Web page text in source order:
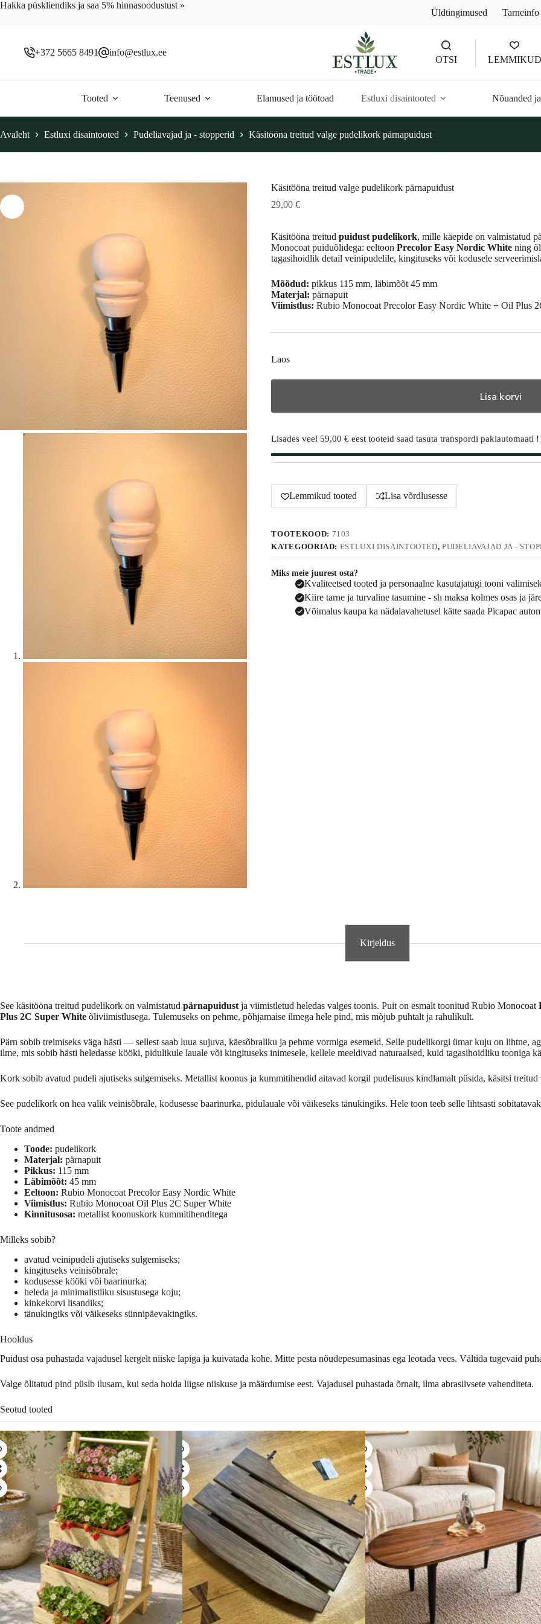
Skip
Hakka püskliendiks ja saa 5% hinnasoodustust »
Üldtingimused Tarneinfo
+372 5665 8491 info@estlux.ee
OTSI LEMMIKUD
Tooted Teenused Elamused ja töötoad Estluxi disaintooted Nõuanded
Avaleht Estluxi disaintooted Pudeliavajad ja - stopperid Käsitööna treitud valge pudelikork pärnapuidust
Käsitööna treitud valge pudelikork pärnapuidust
29,00€
Käsitööna treitudpuidust pudelikork, mille käepide on valmistatud
Monocoat puiduõlidega: eeltoonPrecolor Easy Nordic White ning
tagasihoidlik detail veinipudelile, kingituseks või kodusele
Mõõdud: pikkus 115 mm, läbimõõt 45 mm
Materjal: pärnapuit
Viimistlus: Rubio Monocoat Precolor Easy Nordic White + Oil Plus
Laos
Lisa korvi
t
e
r
a
i
:
Lisades veel59,00€ eest tooteid saad tasuta transpordi pakiautomaati !
Lemmikud tooted Lisa võrdlusesse
TOOTEKOOD: 7103
KATEGOORIAD: ESTLUXI DISAINTOOTED,PUDELIAVAJAD JA -
Miks meie juurest osta?
Kvaliteetsed tooted ja personaalne kasutajatugi tooni
Kiire tarne ja turvaline tasumine - sh maksa kolmes osas ja
Võimalus kaupa ka nädalavahetusel kätte saada Picapac
Kirjeldus
See käsitööna treitud pudelikork on valmistatud pärnapuidust ja viimistletud heledas valges toonis. Puit on esmalt toonitud Rubio Monocoat
Plus 2C Super White õliviimistlusega. Tulemuseks on pehme, põhjamaise ilmega hele pind, mis mõjub puhtalt ja rahulikult.
Pärn sobib treimiseks väga hästi — sellest saab luua sujuva, käesõbraliku ja pehme vormiga esemeid. Selle pudelikorgi ümar kuju on lihtne,
ilme, mis sobib hästi heledasse kööki, pidulikule lauale või kingituseks inimesele, kellele meeldivad naturaalsed, kuid tagasihoidliku tooniga
Kork sobib avatud pudeli ajutiseks sulgemiseks. Metallist koonus ja kummitihendid aitavad korgil pudelisuus kindlamalt püsida, käsitsi treitud
See pudelikork on hea valik veinisõbrale, kodusesse baarinurka, pidulauale või väikeseks tänukingiks. Hele toon teeb selle lihtsasti
Toote andmed
Toode: pudelikork
Materjal: pärnapuit
Pikkus: 115 mm
Läbimõõt: 45 mm
Eeltoon: Rubio Monocoat Precolor Easy Nordic White
Viimistlus: Rubio Monocoat Oil Plus 2C Super White
Kinnitusosa: metallist koonuskork kummitihenditega
Milleks sobib?
avatud veinipudeli ajutiseks sulgemiseks;
kingituseks veinisõbrale;
kodusesse kööki või baarinurka;
heleda ja minimalistliku sisustusega koju;
kinkekorvi lisandiks;
tänukingiks või väikeseks sünnipäevakingiks.
Hooldus
Puidust osa puhastada vajadusel kergelt niiske lapiga ja kuivatada kohe. Mitte pesta nõudepesumasinas ega leotada vees. Vältida tugevaid
Valge õlitatud pind püsib ilusam, kui seda hoida liigse niiskuse ja määrdumise eest. Vajadusel puhastada õrnalt, ilma abrasiivsete vahenditeta.
Seotud tooted